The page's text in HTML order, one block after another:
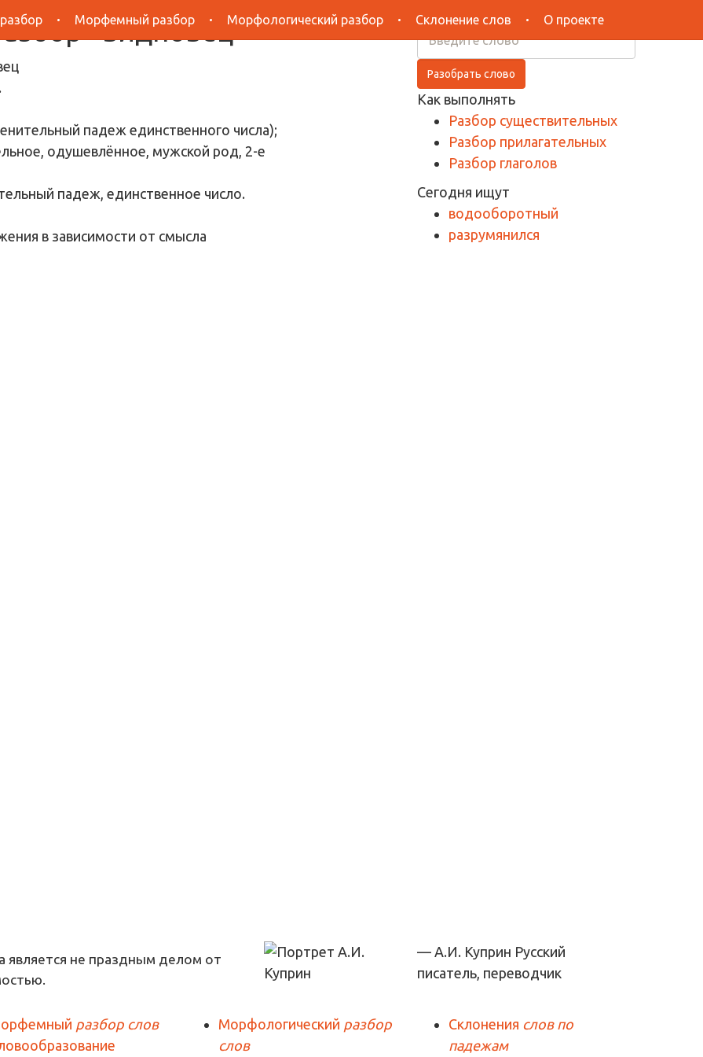
Морфемный разбор Морфологический разбор Склонение слов О проекте
«видновец»
падеж единственного числа);
одушевлённое, мужской род, 2-е
падеж, единственное число.
в зависимости от смысла
Разобрать слово
Как выполнять
Разбор существительных
Разбор прилагательных
Разбор глаголов
Сегодня ищут
водооборотный
разрумянился
является не праздным делом от
— А.И. Куприн Русский
писатель, переводчик
разбор слов
Морфологический разбор
слов
Склонения слов по
падежам